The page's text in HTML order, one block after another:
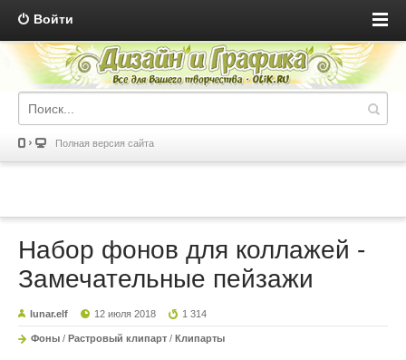
Войти
Полная версия сайта
Набор фонов для коллажей -
Замечательные пейзажи
lunar.elf 12 июля 2018 1 314
Фоны / Растровый клипарт / Клипарты